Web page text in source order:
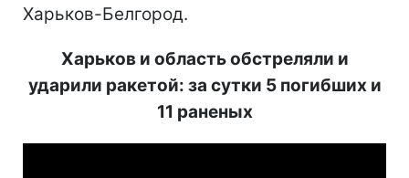
Харьков-Белгород.
Харьков и область обстреляли и
ударили ракетой: за сутки 5 погибших и
11 раненых